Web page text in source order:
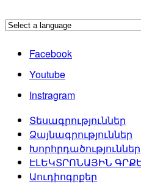
Facebook
Youtube
Instragram
Տեսագրություններ
Ձայնագրություններ
Խորհրդածություններ
ԷԼԵԿՏՐՈՆԱՅԻՆ
Աուդիոգրքեր